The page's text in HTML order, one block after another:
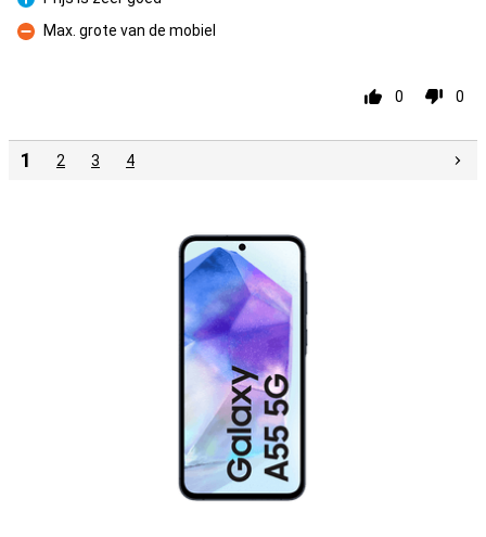
Pro
Proti
Max. grote van de mobiel
0 0
1 2 3 4